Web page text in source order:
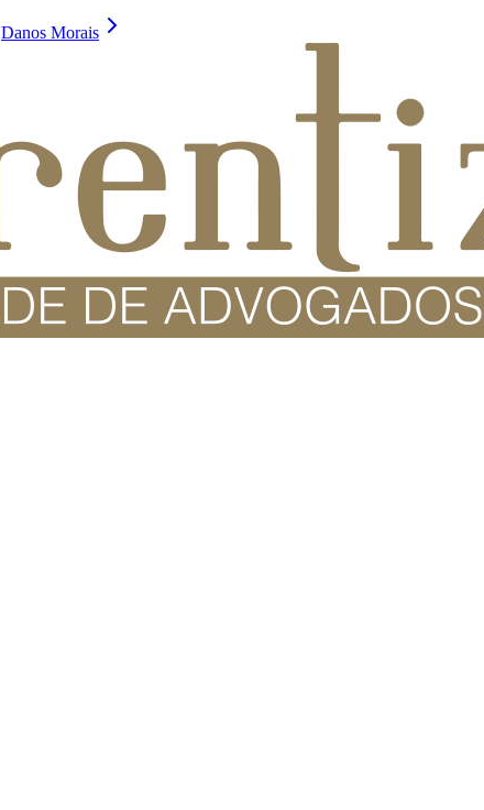
Danos Morais